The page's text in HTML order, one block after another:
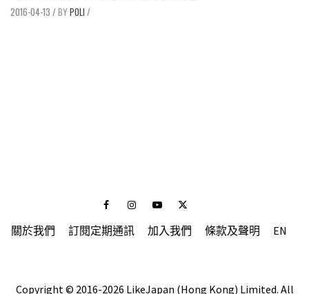
2016-04-13 / POLI /
FacebookInstagramYoutubeTwitter
關於我們 訂閱定期通訊 加入我們 條款及聲明 EN
Copyright © 2016-2026 LikeJapan (Hong Kong) Limited. All